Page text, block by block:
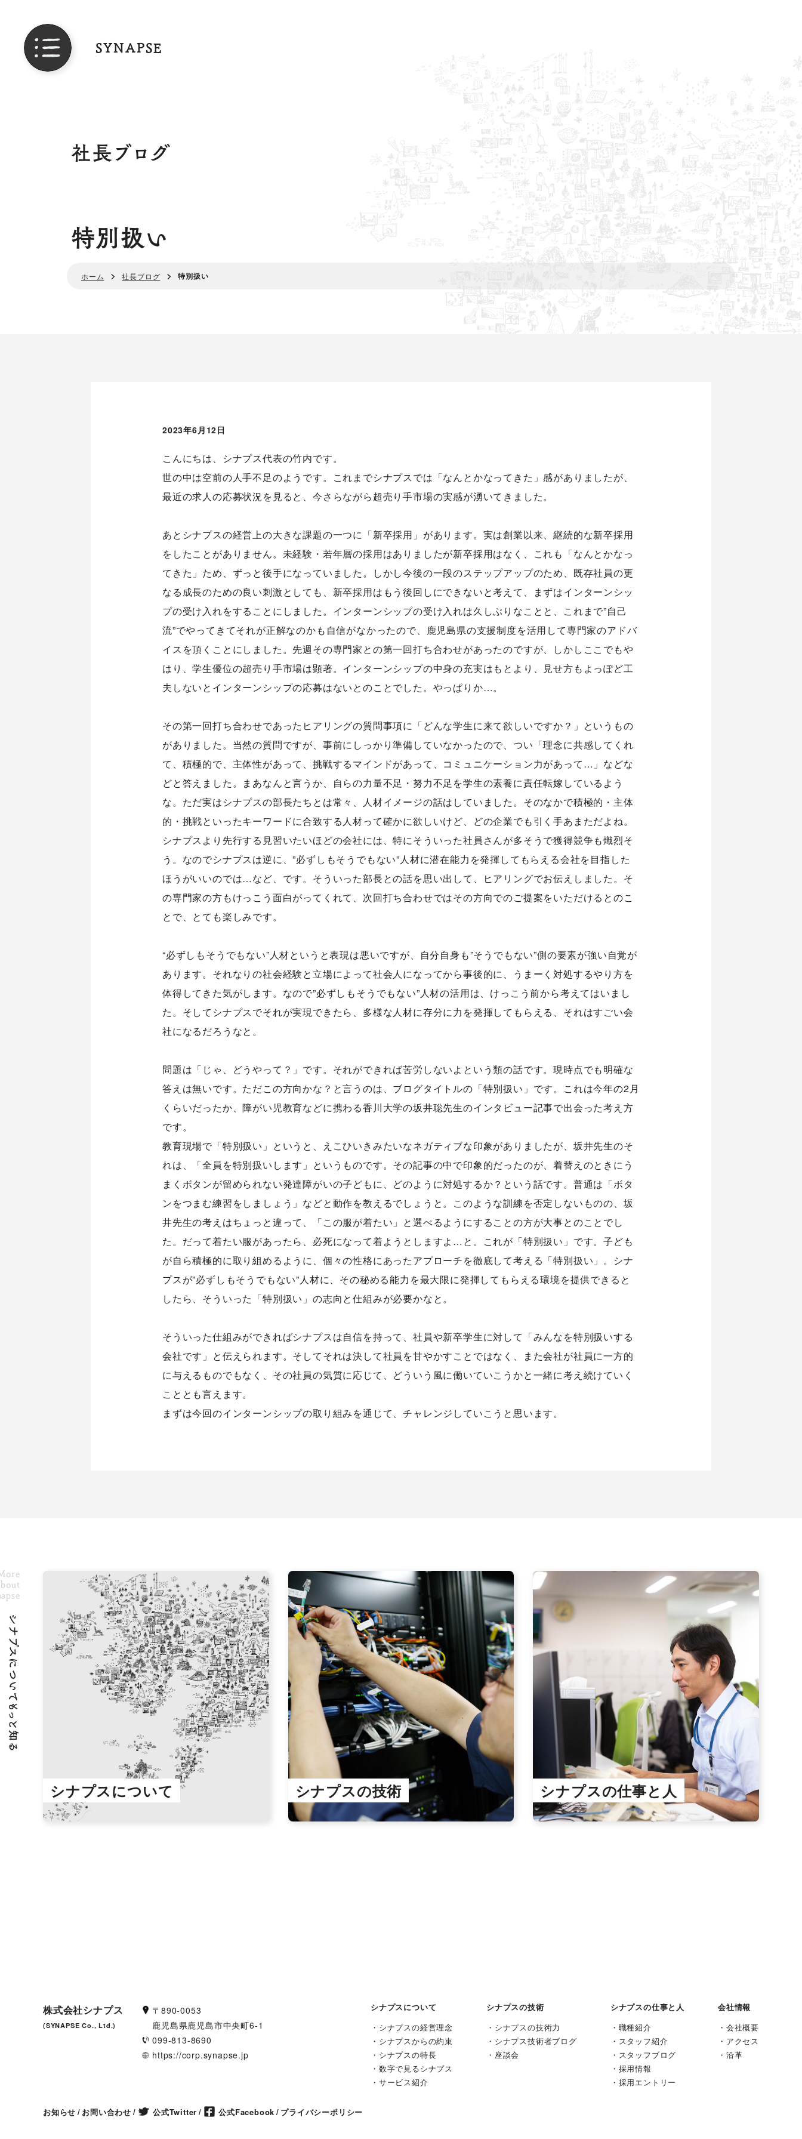
社長ブログ
特別扱い
ホーム 社長ブログ 特別扱い
2023年6月12日
こんにちは、シナプス代表の竹内です。
世の中は空前の人手不足のようです。これまでシナプスでは「なんとかなってきた」感がありましたが、
最近の求人の応募状況を見ると、今さらながら超売り手市場の実感が湧いてきました。
あとシナプスの経営上の大きな課題の一つに「新卒採用」があります。実は創業以来、継続的な新卒採用
をしたことがありません。未経験・若年層の採用はありましたが新卒採用はなく、これも「なんとかなっ
てきた」ため、ずっと後手になっていました。しかし今後の一段のステップアップのため、既存社員の更
なる成長のための良い刺激としても、新卒採用はもう後回しにできないと考えて、まずはインターンシッ
プの受け入れをすることにしました。インターンシップの受け入れは久しぶりなことと、これまで”自己
流”でやってきてそれが正解なのかも自信がなかったので、鹿児島県の支援制度を活用して専門家のアドバ
イスを頂くことにしました。先週その専門家との第一回打ち合わせがあったのですが、しかしここでもや
はり、学生優位の超売り手市場は顕著。インターンシップの中身の充実はもとより、見せ方もよっぽど工
夫しないとインターンシップの応募はないとのことでした。やっぱりか…。
その第一回打ち合わせであったヒアリングの質問事項に「どんな学生に来て欲しいですか？」というもの
がありました。当然の質問ですが、事前にしっかり準備していなかったので、つい「理念に共感してくれ
て、積極的で、主体性があって、挑戦するマインドがあって、コミュニケーション力があって…」などな
どと答えました。まあなんと言うか、自らの力量不足・努力不足を学生の素養に責任転嫁しているよう
な。ただ実はシナプスの部長たちとは常々、人材イメージの話はしていました。そのなかで積極的・主体
的・挑戦といったキーワードに合致する人材って確かに欲しいけど、どの企業でも引く手あまただよね。
シナプスより先行する見習いたいほどの会社には、特にそういった社員さんが多そうで獲得競争も熾烈そ
う。なのでシナプスは逆に、”必ずしもそうでもない”人材に潜在能力を発揮してもらえる会社を目指した
ほうがいいのでは…など、です。そういった部長との話を思い出して、ヒアリングでお伝えしました。そ
の専門家の方もけっこう面白がってくれて、次回打ち合わせではその方向でのご提案をいただけるとのこ
とで、とても楽しみです。
“必ずしもそうでもない”人材というと表現は悪いですが、自分自身も”そうでもない”側の要素が強い自覚が
あります。それなりの社会経験と立場によって社会人になってから事後的に、うまーく対処するやり方を
体得してきた気がします。なので”必ずしもそうでもない”人材の活用は、けっこう前から考えてはいまし
た。そしてシナプスでそれが実現できたら、多様な人材に存分に力を発揮してもらえる、それはすごい会
社になるだろうなと。
問題は「じゃ、どうやって？」です。それができれば苦労しないよという類の話です。現時点でも明確な
答えは無いです。ただこの方向かな？と言うのは、ブログタイトルの「特別扱い」です。これは今年の2月
くらいだったか、障がい児教育などに携わる香川大学の坂井聡先生のインタビュー記事で出会った考え方
です。
教育現場で「特別扱い」というと、えこひいきみたいなネガティブな印象がありましたが、坂井先生のそ
れは、「全員を特別扱いします」というものです。その記事の中で印象的だったのが、着替えのときにう
まくボタンが留められない発達障がいの子どもに、どのように対処するか？という話です。普通は「ボタ
ンをつまむ練習をしましょう」などと動作を教えるでしょうと。このような訓練を否定しないものの、坂
井先生の考えはちょっと違って、「この服が着たい」と選べるようにすることの方が大事とのことでし
た。だって着たい服があったら、必死になって着ようとしますよ…と。これが「特別扱い」です。子ども
が自ら積極的に取り組めるように、個々の性格にあったアプローチを徹底して考える「特別扱い」。シナ
プスが”必ずしもそうでもない”人材に、その秘める能力を最大限に発揮してもらえる環境を提供できると
したら、そういった「特別扱い」の志向と仕組みが必要かなと。
そういった仕組みができればシナプスは自信を持って、社員や新卒学生に対して「みんなを特別扱いする
会社です」と伝えられます。そしてそれは決して社員を甘やかすことではなく、また会社が社員に一方的
に与えるものでもなく、その社員の気質に応じて、どういう風に働いていこうかと一緒に考え続けていく
こととも言えます。
まずは今回のインターンシップの取り組みを通じて、チャレンジしていこうと思います。
シナプスについてもっと知る
シナプスについて シナプスの技術 シナプスの仕事と人
株式会社シナプス
(SYNAPSE Co., Ltd.)
〒890-0053
鹿児島県鹿児島市中央町6-1
099-813-8690
https://corp.synapse.jp
シナプスについて
シナプスの経営理念
シナプスからの約束
シナプスの特長
数字で見るシナプス
サービス紹介
シナプスの技術
シナプスの技術力
シナプス技術者ブログ
座談会
シナプスの仕事と人
職種紹介
スタッフ紹介
スタッフブログ
採用情報
採用エントリー
会社情報
会社概要
アクセス
沿革
お知らせ お問い合わせ 公式Twitter 公式Facebook プライバシーポリシー
シナプストップへ
シナプスの経営理念
シナプスからの約束
数字で見るシナプス
シナプスの技術
Technology
シナプスの技術力
シナプス技術者ブログ
座談会
シナプスの仕事と人
Work
職種紹介
スタッフ紹介
スタッフブログ
採用情報
採用エントリー
会社情報
Company
会社概要
アクセス
沿革
SYNAPSE